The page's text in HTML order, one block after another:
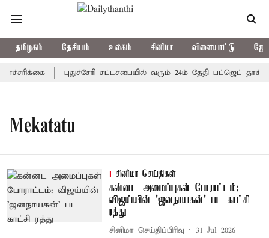
தமிழகம் தேசியம் உலகம் சினிமா விளையாட்டு
புதுச்சேரி சட்டசபையில் வரும் 24ம் தேதி பட்ஜெட்
Mekatatu
சினிமா செய்திகள்
கன்னட அமைப்புகள் போராட்டம்:
விஜய்யின் 'ஜனநாயகன்' பட காட்சி
ரத்து
சினிமா செய்திப்பிரிவு
31 Jul 2026